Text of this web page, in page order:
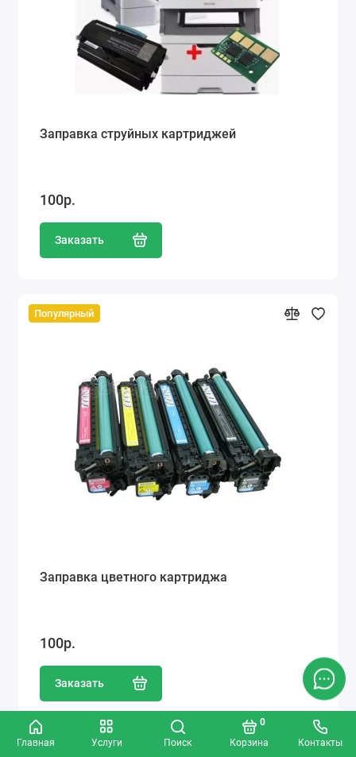
Главная Услуги Поиск Корзина
0
Контакты
Заправка струйных картриджей
100р.
Заказать
Популярный
Заправка цветного картриджа
100р.
Заказать